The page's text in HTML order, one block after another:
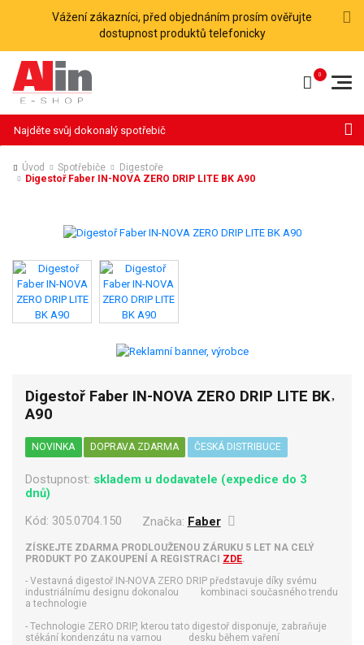
Vážení zákazníci, před objednáním prosím ověřujte
dostupnost produktů telefonicky
Úvod Spotřebiče
Digestoře
Digestoř Faber IN-NOVA ZERO DRIP LITE BK A90
Digestoř Faber IN-NOVA ZERO DRIP LITE BK
A90
NOVINKA DOPRAVA ZDARMA ČESKÁ DISTRIBUCE
Dostupnost: skladem u dodavatele (expedice do 3
dnů)
Kód: 305.0704.150 Značka: Faber
ZÍSKEJTE ZDARMA PRODLOUŽENOU ZÁRUKU 5 LET NA CELÝ
PRODUKT PO ZAKOUPENÍ A REGISTRACI ZDE.
- Vestavná digestoř IN-NOVA ZERO DRIP představuje díky svému
industriálnímu designu dokonalou kombinaci současného trendu
a technologie
- Technologie ZERO DRIP, kterou tato digestoř disponuje, zabraňuje
stékání kondenzátu na varnou desku během vaření